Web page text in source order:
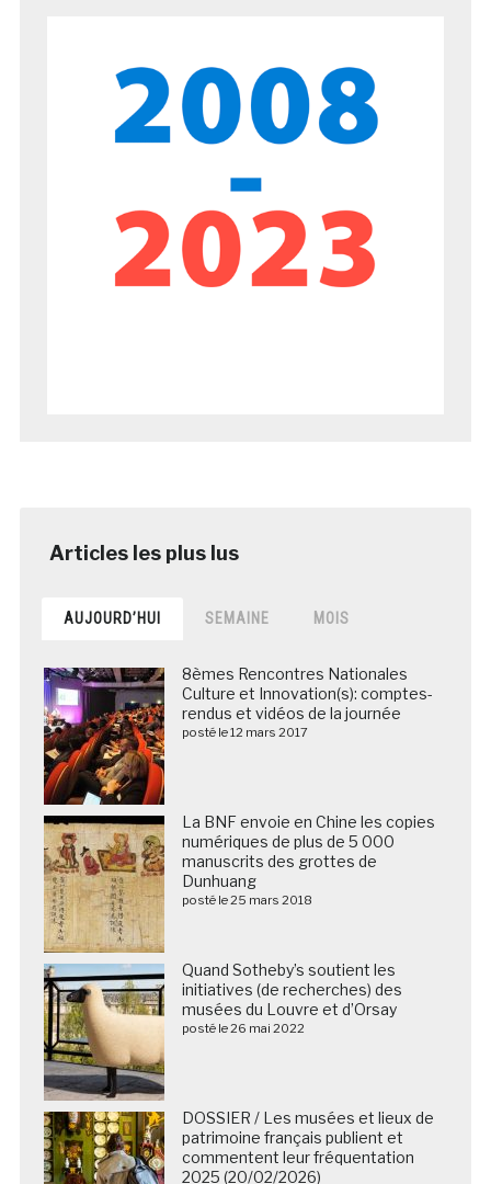
AUJOURD’HUI SEMAINE MOIS
8èmes Rencontres Nationales
Culture et Innovation(s): comptes-
rendus et vidéos de la journée
posté le 12 mars 2017
La BNF envoie en Chine les copies
numériques de plus de 5 000
manuscrits des grottes de
Dunhuang
posté le 25 mars 2018
Quand Sotheby’s soutient les
initiatives (de recherches) des
musées du Louvre et d’Orsay
posté le 26 mai 2022
DOSSIER / Les musées et lieux de
patrimoine français publient et
commentent leur fréquentation
2025 (20/02/2026)